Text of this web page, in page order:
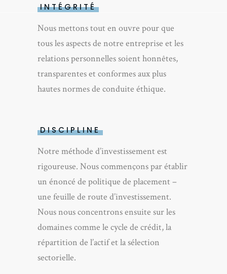
INTÉGRITÉ
Nous mettons tout en ouvre pour que
tous les aspects de notre entreprise et les
relations personnelles soient honnêtes,
transparentes et conformes aux plus
hautes normes de conduite éthique.
DISCIPLINE
Notre méthode d’investissement est
rigoureuse. Nous commençons par établir
un énoncé de politique de placement –
une feuille de route d’investissement.
Nous nous concentrons ensuite sur les
domaines comme le cycle de crédit, la
répartition de l’actif et la sélection
sectorielle.